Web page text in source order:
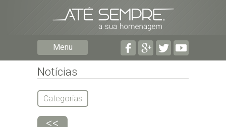
Menu
Notícias
Categorias
<<
Preencha o formulário seguinte para ser notificado de
falecimentos em determinado concelho.
Subscrever
Preencha os seguintes campos com a informação mais
pormenorizada possível: